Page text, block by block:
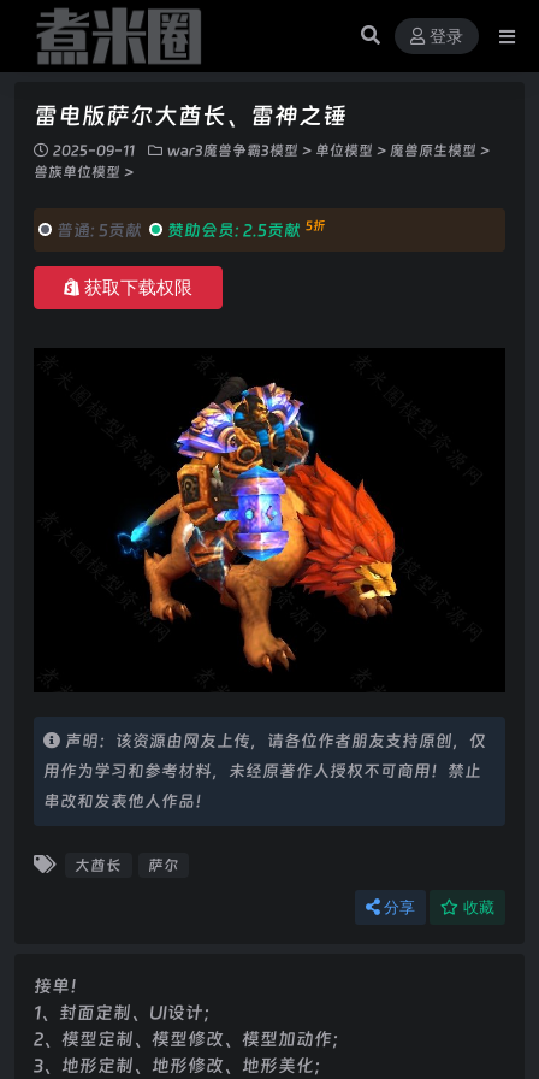
登录
雷电版萨尔大酋长、雷神之锤
2025-09-11 war3魔兽争霸3模型 > 单位模型 > 魔兽原生模型 >
兽族单位模型 >
普通: 5贡献 赞助会员: 2.5贡献 5折
获取下载权限
声明：该资源由网友上传，请各位作者朋友支持原创，仅
用作为学习和参考材料，未经原著作人授权不可商用！禁止
串改和发表他人作品！
大酋长 萨尔
分享 收藏
接单！
1、封面定制、UI设计；
2、模型定制、模型修改、模型加动作；
3、地形定制、地形修改、地形美化；